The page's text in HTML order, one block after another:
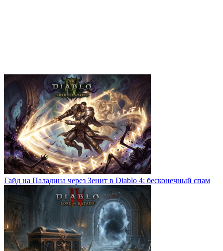
Гайд на Паладина через Зенит в Diablo 4: бесконечный спам